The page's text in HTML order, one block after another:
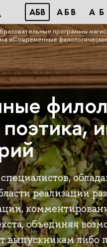
АБВ АБВ
программы
«Современные
реализации
объединяя
выпускникам